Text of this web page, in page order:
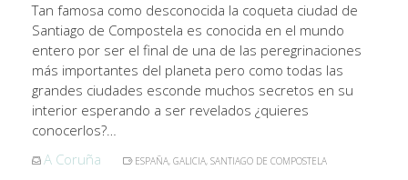
Tan famosa como desconocida la coqueta ciudad de
Santiago de Compostela es conocida en el mundo
entero por ser el final de una de las peregrinaciones
más importantes del planeta pero como todas las
grandes ciudades esconde muchos secretos en su
interior esperando a ser revelados ¿quieres
conocerlos?…
A Coruña
ESPAÑA, GALICIA, SANTIAGO DE COMPOSTELA